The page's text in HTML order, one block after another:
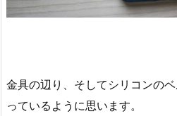
金具の辺り、そしてシリコンの
っているように思います。